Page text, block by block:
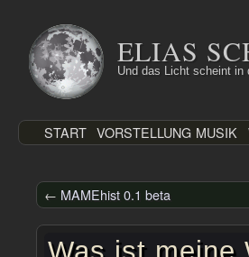
Inhalt
springen
ELIAS
Und das Licht scheint in
START VORSTELLUNG MUSIK
← MAMEhist 0.1 beta